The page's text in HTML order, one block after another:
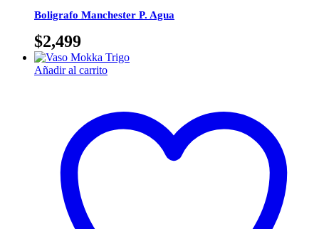
Boligrafo Manchester P. Agua
$2,499
Añadir al carrito